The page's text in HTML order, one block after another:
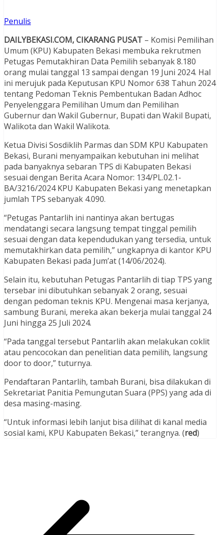
Penulis
DAILYBEKASI.COM, CIKARANG PUSAT – Komisi Pemilihan
Umum (KPU) Kabupaten Bekasi membuka rekrutmen
Petugas Pemutakhiran Data Pemilih sebanyak 8.180
orang mulai tanggal 13 sampai dengan 19 Juni 2024. Hal
ini merujuk pada Keputusan KPU Nomor 638 Tahun 2024
tentang Pedoman Teknis Pembentukan Badan Adhoc
Penyelenggara Pemilihan Umum dan Pemilihan
Gubernur dan Wakil Gubernur, Bupati dan Wakil Bupati,
Walikota dan Wakil Walikota.
Ketua Divisi Sosdiklih Parmas dan SDM KPU Kabupaten
Bekasi, Burani menyampaikan kebutuhan ini melihat
pada banyaknya sebaran TPS di Kabupaten Bekasi
sesuai dengan Berita Acara Nomor: 134/PL.02.1-
BA/3216/2024 KPU Kabupaten Bekasi yang menetapkan
jumlah TPS sebanyak 4.090.
“Petugas Pantarlih ini nantinya akan bertugas
mendatangi secara langsung tempat tinggal pemilih
sesuai dengan data kependudukan yang tersedia, untuk
memutakhirkan data pemilih,” ungkapnya di kantor KPU
Kabupaten Bekasi pada Jum’at (14/06/2024).
Selain itu, kebutuhan Petugas Pantarlih di tiap TPS yang
tersebar ini dibutuhkan sebanyak 2 orang, sesuai
dengan pedoman teknis KPU. Mengenai masa kerjanya,
sambung Burani, mereka akan bekerja mulai tanggal 24
Juni hingga 25 Juli 2024.
“Pada tanggal tersebut Pantarlih akan melakukan coklit
atau pencocokan dan penelitian data pemilih, langsung
door to door,” tuturnya.
Pendaftaran Pantarlih, tambah Burani, bisa dilakukan di
Sekretariat Panitia Pemungutan Suara (PPS) yang ada di
desa masing-masing.
“Untuk informasi lebih lanjut bisa dilihat di kanal media
sosial kami, KPU Kabupaten Bekasi,” terangnya. (red)